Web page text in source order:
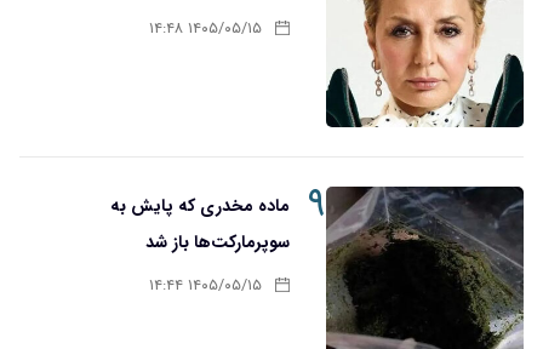
۱۴۰۵/۰۵/۱۵ ۱۴:۴۸
۹
ماده مخدری که پایش به
سوپرمارکت‌ها باز شد
۱۴۰۵/۰۵/۱۵ ۱۴:۴۴